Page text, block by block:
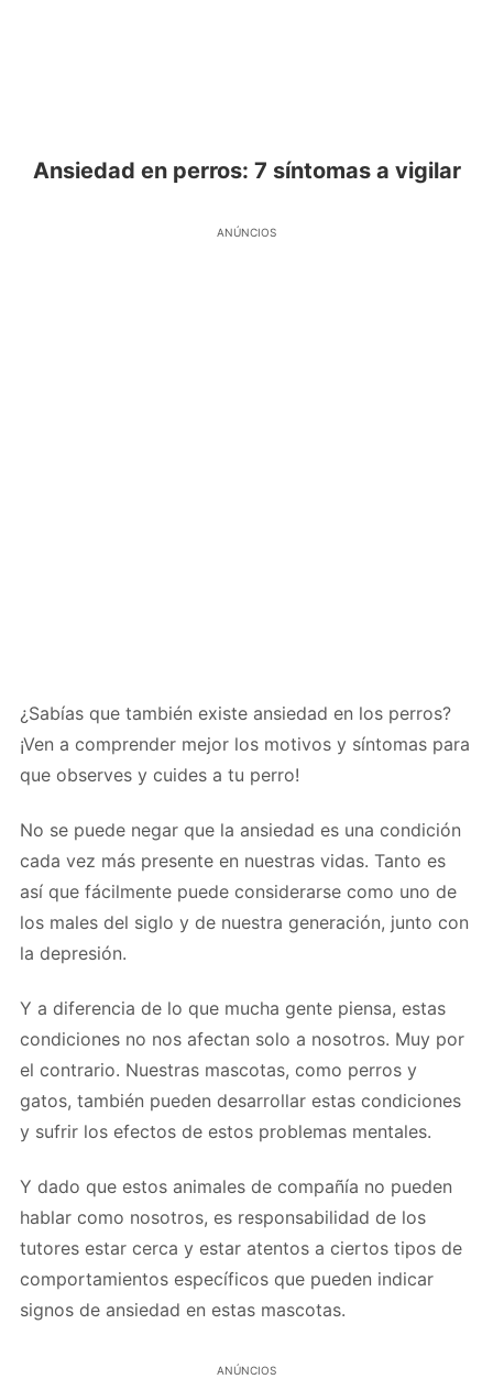
Ansiedad en perros: 7 síntomas a vigilar
ANÚNCIOS
¿Sabías que también existe ansiedad en los perros?
¡Ven a comprender mejor los motivos y síntomas para
que observes y cuides a tu perro!
No se puede negar que la ansiedad es una condición
cada vez más presente en nuestras vidas. Tanto es
así que fácilmente puede considerarse como uno de
los males del siglo y de nuestra generación, junto con
la depresión.
Y a diferencia de lo que mucha gente piensa, estas
condiciones no nos afectan solo a nosotros. Muy por
el contrario. Nuestras mascotas, como perros y
gatos, también pueden desarrollar estas condiciones
y sufrir los efectos de estos problemas mentales.
Y dado que estos animales de compañía no pueden
hablar como nosotros, es responsabilidad de los
tutores estar cerca y estar atentos a ciertos tipos de
comportamientos específicos que pueden indicar
signos de ansiedad en estas mascotas.
ANÚNCIOS